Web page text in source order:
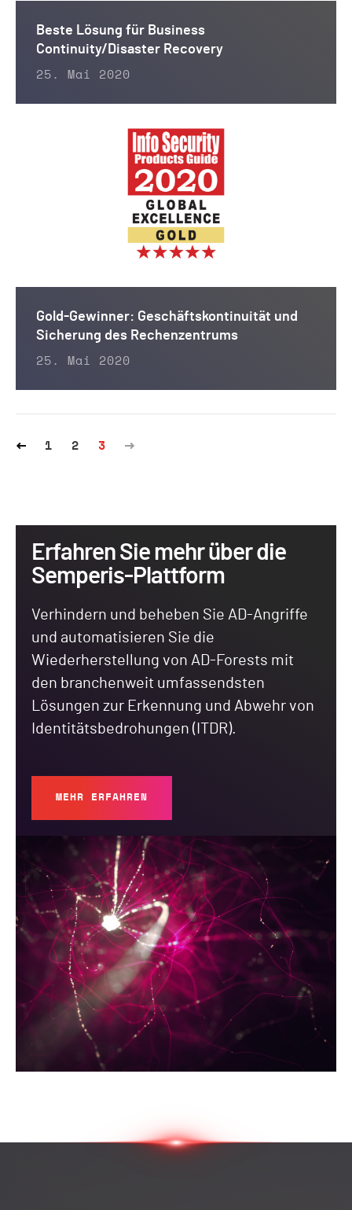
Beste Lösung für Business
Continuity/Disaster Recovery
25. Mai 2020
Gold-Gewinner: Geschäftskontinuität und
Sicherung des Rechenzentrums
25. Mai 2020
1 2 3
Erfahren Sie mehr über die
Semperis-Plattform
Verhindern und beheben Sie AD-Angriffe
und automatisieren Sie die
Wiederherstellung von AD-Forests mit
den branchenweit umfassendsten
Lösungen zur Erkennung und Abwehr von
Identitätsbedrohungen (ITDR).
MEHR ERFAHREN